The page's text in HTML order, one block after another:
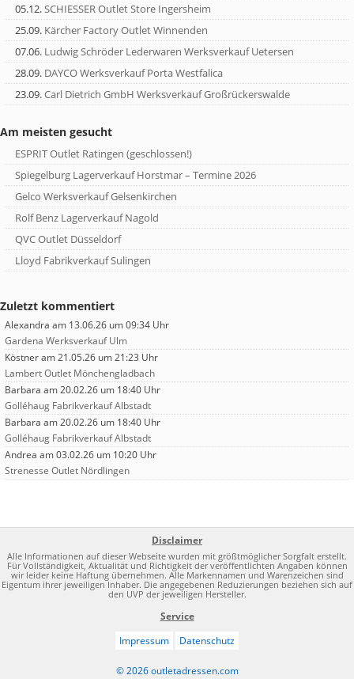
05.12. SCHIESSER Outlet Store Ingersheim
25.09. Kärcher Factory Outlet Winnenden
07.06. Ludwig Schröder Lederwaren Werksverkauf Uetersen
28.09. DAYCO Werksverkauf Porta Westfalica
23.09.Carl Dietrich GmbH Werksverkauf Großrückerswalde
Am meisten gesucht
ESPRIT Outlet Ratingen (geschlossen!)
Spiegelburg Lagerverkauf Horstmar – Termine 2026
Gelco Werksverkauf Gelsenkirchen
Rolf Benz Lagerverkauf Nagold
QVC Outlet Düsseldorf
Lloyd Fabrikverkauf Sulingen
Zuletzt kommentiert
Alexandra am 13.06.26 um 09:34 Uhr
Gardena Werksverkauf Ulm
Köstneram 21.05.26 um 21:23 Uhr
Lambert Outlet Mönchengladbach
Barbara am 20.02.26 um 18:40 Uhr
Golléhaug Fabrikverkauf Albstadt
Barbara am 20.02.26 um 18:40 Uhr
Golléhaug Fabrikverkauf Albstadt
Andrea am 03.02.26 um 10:20 Uhr
Strenesse Outlet Nördlingen
Disclaimer
Alle Informationen auf dieser Webseite wurden mit größtmöglicher Sorgfalt erstellt.
Für Vollständigkeit, Aktualität und Richtigkeit der veröffentlichten Angaben können
wir leider keine Haftung übernehmen. Alle Markennamen und Warenzeichen sind
Eigentum ihrer jeweiligen Inhaber. Die angegebenen Reduzierungen beziehen sich auf
den UVP der jeweiligen Hersteller.
Service
Impressum
Datenschutz
© 2026 outletadressen.com